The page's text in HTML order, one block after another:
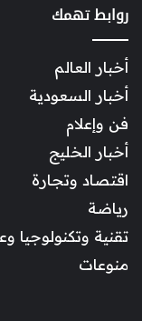
روابط تهمك
أخبار العالم
أخبار السعودية
فن وإعلام
أخبار الخليج
اقتصاد وتجارة
رياضة
تقنية وتكنولوجيا
منوعات